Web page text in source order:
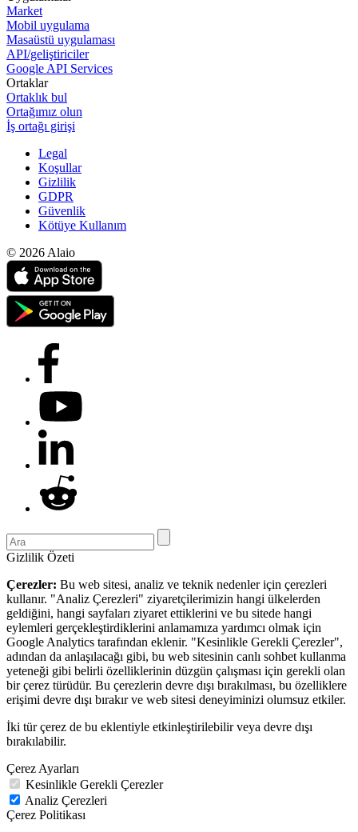
Market
Mobil uygulama
Masaüstü uygulaması
API/geliştiriciler
Google API Services
Ortaklar
Ortaklık bul
Ortağımız olun
İş ortağı girişi
Legal
Koşullar
Gizlilik
GDPR
Güvenlik
Kötüye Kullanım
© 2026 Alaio
Gizlilik Özeti
Çerezler: Bu web sitesi, analiz ve teknik nedenler için çerezleri
kullanır. "Analiz Çerezleri" ziyaretçilerimizin hangi ülkelerden
geldiğini, hangi sayfaları ziyaret ettiklerini ve bu sitede hangi
eylemleri gerçekleştirdiklerini anlamamıza yardımcı olmak için
Google Analytics tarafından eklenir. "Kesinlikle Gerekli Çerezler",
adından da anlaşılacağı gibi, bu web sitesinin canlı sohbet kullanma
yeteneği gibi belirli özelliklerinin düzgün çalışması için gerekli olan
bir çerez türüdür. Bu çerezlerin devre dışı bırakılması, bu özelliklere
erişimi devre dışı bırakır ve web sitesi deneyiminizi olumsuz etkiler.
İki tür çerez de bu eklentiyle etkinleştirilebilir veya devre dışı
bırakılabilir.
Çerez Ayarları
Kesinlikle Gerekli Çerezler
Analiz Çerezleri
Çerez Politikası